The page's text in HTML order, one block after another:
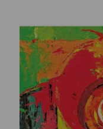
Raquel Ramírez, sin
autora)